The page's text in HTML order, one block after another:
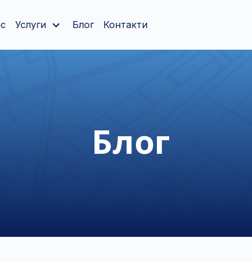
Услуги Блог Контакти
Блог